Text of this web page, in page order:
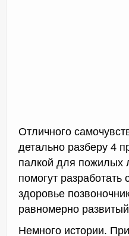
Отличного
детально разберу 4
палкой для пожилых
помогут разработать
здоровье
равномерно
Немного истории.